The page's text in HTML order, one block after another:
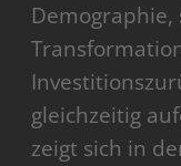
Demographie,
gleichzeitig
zeigt sich in